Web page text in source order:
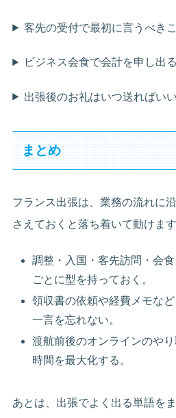
客先の受付で最初に言うべき
ビジネス会食で会計を申し出
出張後のお礼はいつ送ればい
まとめ
フランス出張は、業務の流れに
さえておくと落ち着いて動けます
調整・入国・客先訪問・会
ごとに型を持っておく。
領収書の依頼や経費メモな
一言を忘れない。
渡航前後のオンラインのや
時間を最大化する。
あとは、出張でよく出る単語を